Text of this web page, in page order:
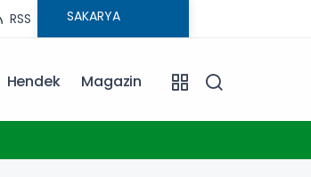
RSS
Hendek Magazin